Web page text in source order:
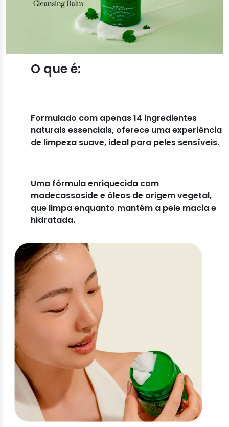
O que é:
Formulado com apenas 14 ingredientes
naturais essenciais, oferece uma experiência
de limpeza suave, ideal para peles sensíveis.
Uma fórmula enriquecida com
madecassoside e óleos de origem vegetal,
que limpa enquanto mantém a pele macia e
hidratada.